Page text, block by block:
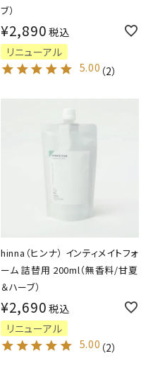
ブ）
¥2,890 税込
リニューアル
5.00 （2）
hinna（ヒンナ） インティメイトフォ
ーム 詰替用 200ml（無香料/甘夏
＆ハーブ）
¥2,690 税込
リニューアル
5.00 （2）